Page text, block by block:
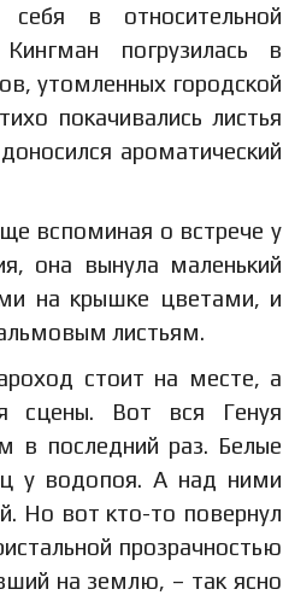
в относительной
погрузилась в
утомленных городской
покачивались листья
ароматический
вспоминая о встрече у
она вынула маленький
на крышке цветами, и
листьям.
стоит на месте, а
сцены. Вот вся Генуя
в последний раз. Белые
у водопоя. А над ними
Но вот кто-то повернул
прозрачностью
на землю, – так ясно